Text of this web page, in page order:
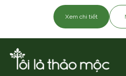
Xem chi tiết